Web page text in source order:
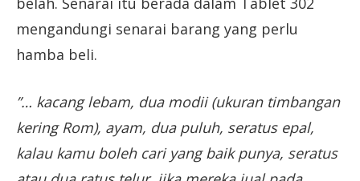
mengandungi senarai barang yang perlu
hamba beli.
”… kacang lebam, dua modii (ukuran timbangan
kering Rom), ayam, dua puluh, seratus epal,
kalau kamu boleh cari yang baik punya, seratus